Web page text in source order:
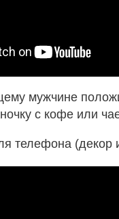
мужчине
с кофе или
телефона (декор